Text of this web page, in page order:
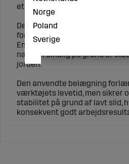
et hårdmetal mellem 2500 og
Den anvendte
forankring af belægningen på
En helt eller delvist afskillelse
næsten umulig på grund af
jorden.
Den anvendte belægning
værktøjets levetid, men sikrer
stabilitet på grund af lavt slid,
konsekvent godt
Norge
Poland
Sverige